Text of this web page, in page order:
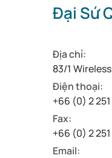
Đại Sứ
Địa chỉ:
83/1
Điện thoại:
+66 (0) 2
Fax:
+66 (0) 2
Email: